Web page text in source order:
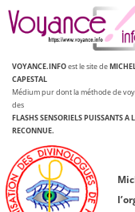
Aller
au
VOYANCE.INFOest le site de
CAPESTAL
Médium pur dont la méthode de
des
FLASHS SENSORIELS PUISSANTSA
RECONNUE.